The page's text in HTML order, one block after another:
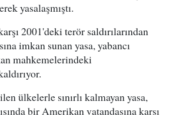
yasalaşmıştı.
2001'deki terör saldırılarından
imkan sunan yasa, yabancı
mahkemelerindeki
ülkelerle sınırlı kalmayan yasa,
bir Amerikan vatandaşına karşı